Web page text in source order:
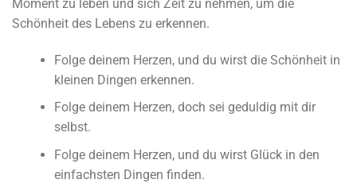
Moment zu leben und sich Zeit zu nehmen, um die
Schönheit des Lebens zu erkennen.
Folge deinem Herzen, und du wirst die Schönheit in
kleinen Dingen erkennen.
Folge deinem Herzen, doch sei geduldig mit dir
selbst.
Folge deinem Herzen, und du wirst Glück in den
einfachsten Dingen finden.